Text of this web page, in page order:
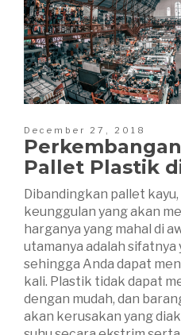
December 27, 2018
Pallet Plastik
Dibandingkan pallet
keunggulan yang akan
harganya yang mahal di
utamanya adalah sifatnya
sehingga Anda dapat
kali. Plastik tidak dapat
dengan mudah, dan
akan kerusakan yang